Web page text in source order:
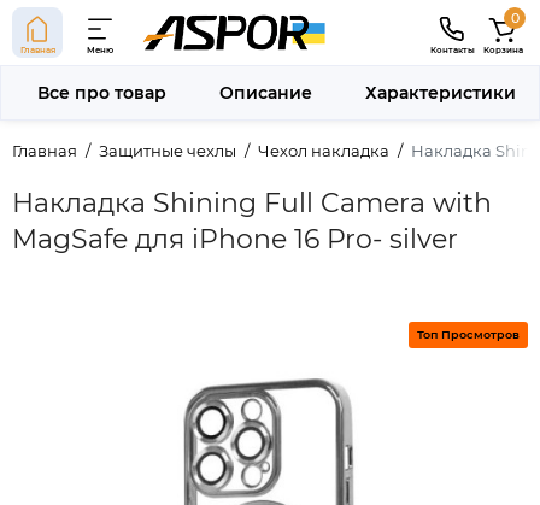
Главная Меню Контакты
0
Корзина
Главная Защитные чехлы Чехол накладка Накладка
Накладка Shining Full Camera with
MagSafe для iPhone 16 Pro- silver
Все про товар Описание Характеристики
Топ Просмотров